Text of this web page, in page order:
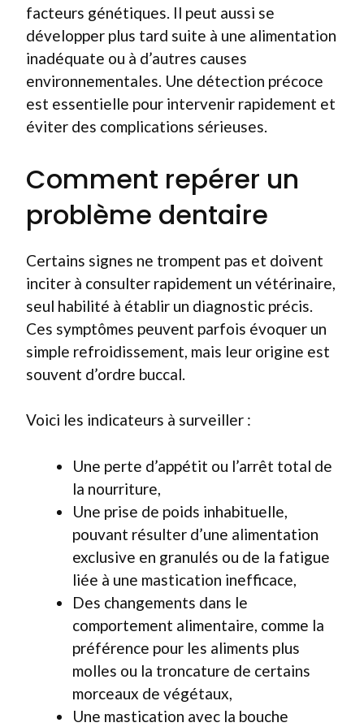
facteurs génétiques. Il peut aussi se
développer plus tard suite à une alimentation
inadéquate ou à d’autres causes
environnementales. Une détection précoce
est essentielle pour intervenir rapidement et
éviter des complications sérieuses.
Comment repérer un
problème dentaire
Certains signes ne trompent pas et doivent
inciter à consulter rapidement un vétérinaire,
seul habilité à établir un diagnostic précis.
Ces symptômes peuvent parfois évoquer un
simple refroidissement, mais leur origine est
souvent d’ordre buccal.
Voici les indicateurs à surveiller :
Une perte d’appétit ou l’arrêt total de
la nourriture,
Une prise de poids inhabituelle,
pouvant résulter d’une alimentation
exclusive en granulés ou de la fatigue
liée à une mastication inefficace,
Des changements dans le
comportement alimentaire, comme la
préférence pour les aliments plus
molles ou la troncature de certains
morceaux de végétaux,
Une mastication avec la bouche